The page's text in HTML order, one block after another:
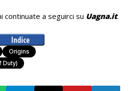
continuate a seguirci su Uagna.it.
Origins
Duty)